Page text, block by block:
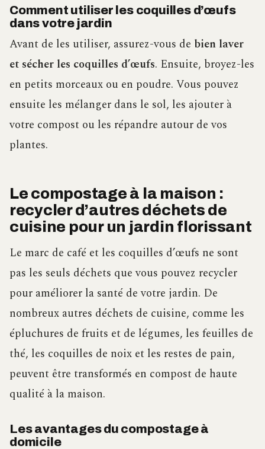
Comment utiliser les coquilles d’œufs
dans votre jardin
Avant de les utiliser, assurez-vous de bien laver
et sécher les coquilles d’œufs. Ensuite, broyez-les
en petits morceaux ou en poudre. Vous pouvez
ensuite les mélanger dans le sol, les ajouter à
votre compost ou les répandre autour de vos
plantes.
Le compostage à la maison :
recycler d’autres déchets de
cuisine pour un jardin florissant
Le marc de café et les coquilles d’œufs ne sont
pas les seuls déchets que vous pouvez recycler
pour améliorer la santé de votre jardin. De
nombreux autres déchets de cuisine, comme les
épluchures de fruits et de légumes, les feuilles de
thé, les coquilles de noix et les restes de pain,
peuvent être transformés en compost de haute
qualité à la maison.
Les avantages du compostage à
domicile